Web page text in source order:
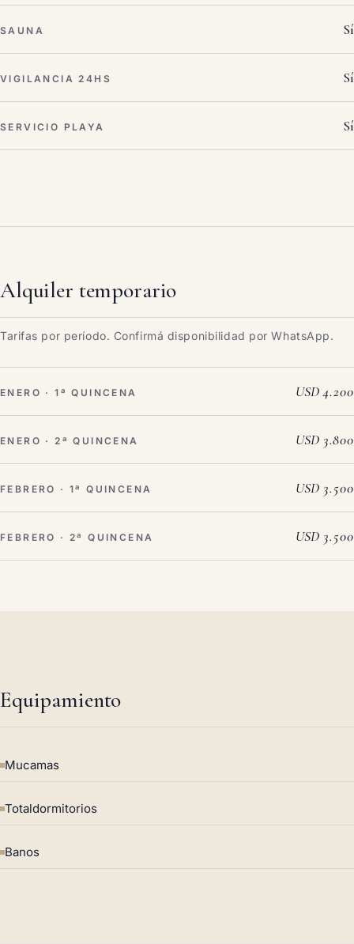
SAUNA Sí
VIGILANCIA 24HS Sí
SERVICIO PLAYA Sí
Alquiler temporario
Tarifas por período. Confirmá disponibilidad por WhatsApp.
ENERO · 1ª QUINCENA USD 4.200
ENERO · 2ª QUINCENA USD 3.800
FEBRERO · 1ª QUINCENA USD 3.500
FEBRERO · 2ª QUINCENA USD 3.500
Equipamiento
Mucamas
Totaldormitorios
Banos